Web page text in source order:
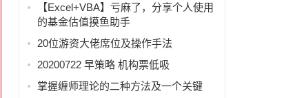
【Excel+VBA】亏麻了，分享个人使用
的基金估值摸鱼助手
20位游资大佬席位及操作手法
20200722 早策略 机构票低吸
掌握缠师理论的二种方法及一个关键